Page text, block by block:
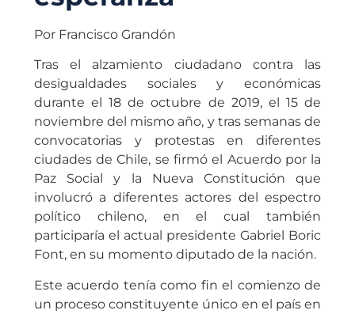
Por Francisco Grandón
Tras el alzamiento ciudadano contra las
desigualdades sociales y económicas
durante el 18 de octubre de 2019, el 15 de
noviembre del mismo año, y tras semanas de
convocatorias y protestas en diferentes
ciudades de Chile, se firmó el Acuerdo por la
Paz Social y la Nueva Constitución que
involucró a diferentes actores del espectro
político chileno, en el cual también
participaría el actual presidente Gabriel Boric
Font, en su momento diputado de la nación.
Este acuerdo tenía como fin el comienzo de
un proceso constituyente único en el país en